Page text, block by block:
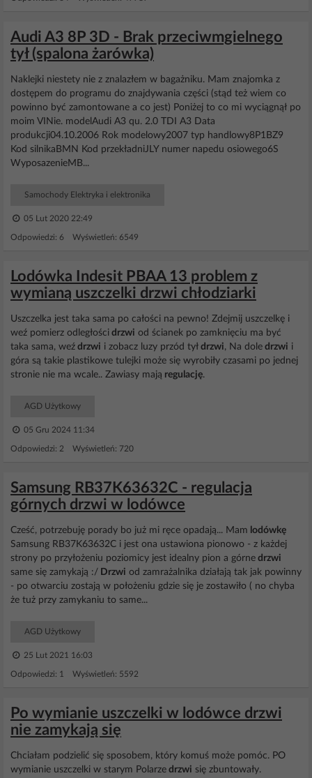
Audi A3 8P 3D - Brak przeciwmgielnego
tył (spalona żarówka)
Naklejki niestety nie z znalazłem w bagażniku. Mam znajomka z
dostępem do programu do znajdywania części (stąd też wiem co
powinno być zamontowane a co jest) Poniżej to co mi wyciągnął po
moim VINie. modelAudi A3 qu. 2.0 TDI A3 Data
produkcji04.10.2006 Rok modelowy2007 typ handlowy8P1BZ9
Kod silnikaBMN Kod przekładniJLY numer napedu osiowego6S
WyposazenieMB...
Samochody Elektryka i elektronika
05 Lut 2020 22:49
Odpowiedzi: 6 Wyświetleń: 6549
Lodówka Indesit PBAA 13 problem z
wymianą uszczelki drzwi chłodziarki
Uszczelka jest taka sama po całości na pewno! Zdejmij uszczelkę i
weź pomierz odległości drzwi od ścianek po zamknięciu ma być
taka sama, weź drzwi i zobacz luzy przód tył drzwi, Na dole drzwi i
góra są takie plastikowe tulejki może się wyrobiły czasami po jednej
stronie nie ma wcale.. Zawiasy mają regulację.
AGD Użytkowy
05 Gru 2024 11:34
Odpowiedzi: 2 Wyświetleń: 720
Samsung RB37K63632C - regulacja
górnych drzwi w lodówce
Cześć, potrzebuję porady bo już mi ręce opadają... Mam lodówkę
Samsung RB37K63632C i jest ona ustawiona pionowo - z każdej
strony po przyłożeniu poziomicy jest idealny pion a górne drzwi
same się zamykają :/ Drzwi od zamrażalnika działają tak jak powinny
- po otwarciu zostają w położeniu gdzie się je zostawiło ( no chyba
że tuż przy zamykaniu to same...
AGD Użytkowy
25 Lut 2021 16:03
Odpowiedzi: 1 Wyświetleń: 5592
Po wymianie uszczelki w lodówce drzwi
nie zamykają się
Chciałam podzielić się sposobem, który komuś może pomóc. PO
wymianie uszczelki w starym Polarze drzwi się zbuntowały.